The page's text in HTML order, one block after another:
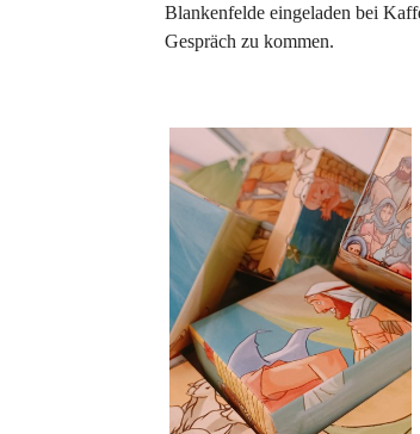
Blankenfelde eingeladen bei
Gespräch zu kommen.